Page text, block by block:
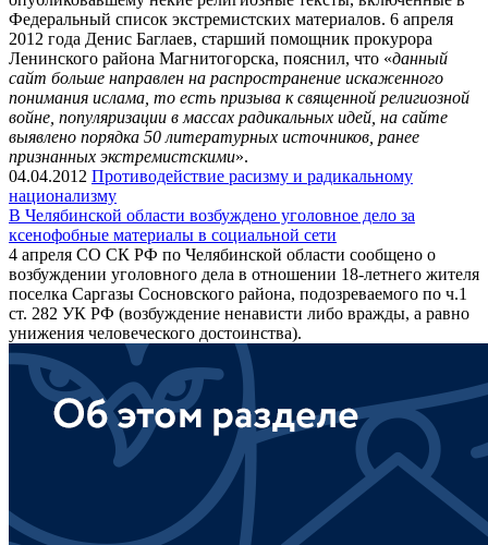
Федеральный список экстремистских материалов. 6 апреля
2012 года Денис Баглаев, старший помощник прокурора
Ленинского района Магнитогорска, пояснил, что «данный
сайт больше направлен на распространение искаженного
понимания ислама, то есть призыва к священной религиозной
войне, популяризации в массах радикальных идей, на сайте
выявлено порядка 50 литературных источников, ранее
признанных экстремистскими».
04.04.2012 Противодействие расизму и радикальному
национализму
В Челябинской области возбуждено уголовное дело за
ксенофобные материалы в социальной сети
4 апреля СО СК РФ по Челябинской области сообщено о
возбуждении уголовного дела в отношении 18-летнего жителя
поселка Саргазы Сосновского района, подозреваемого по ч.1
ст. 282 УК РФ (возбуждение ненависти либо вражды, а равно
унижения человеческого достоинства).